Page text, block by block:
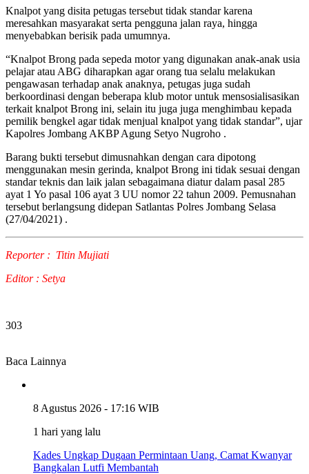
Knalpot yang disita petugas tersebut tidak standar karena
meresahkan masyarakat serta pengguna jalan raya, hingga
menyebabkan berisik pada umumnya.
“Knalpot Brong pada sepeda motor yang digunakan anak-anak usia
pelajar atau ABG diharapkan agar orang tua selalu melakukan
pengawasan terhadap anak anaknya, petugas juga sudah
berkoordinasi dengan beberapa klub motor untuk mensosialisasikan
terkait knalpot Brong ini, selain itu juga juga menghimbau kepada
pemilik bengkel agar tidak menjual knalpot yang tidak standar”, ujar
Kapolres Jombang AKBP Agung Setyo Nugroho .
Barang bukti tersebut dimusnahkan dengan cara dipotong
menggunakan mesin gerinda, knalpot Brong ini tidak sesuai dengan
standar teknis dan laik jalan sebagaimana diatur dalam pasal 285
ayat 1 Yo pasal 106 ayat 3 UU nomor 22 tahun 2009. Pemusnahan
tersebut berlangsung didepan Satlantas Polres Jombang Selasa
(27/04/2021) .
Reporter : Titin Mujiati
Editor : Setya
303
Baca Lainnya
8 Agustus 2026 - 17:16 WIB
1 hari yang lalu
Kades Ungkap Dugaan Permintaan Uang, Camat Kwanyar
Bangkalan Lutfi Membantah